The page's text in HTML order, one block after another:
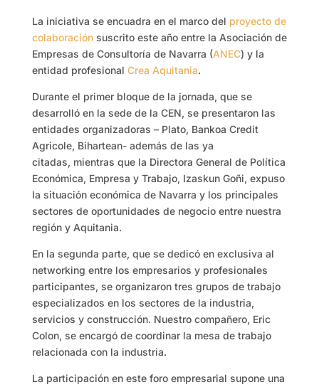
La iniciativa se encuadra en el marco del proyecto de
colaboraciónsuscrito este año entre la Asociación de
Empresas de Consultoría de Navarra (ANEC) y la
entidad profesional Crea Aquitania.
Durante el primer bloque de la jornada, que se
desarrolló en la sede de la CEN, se presentaron las
entidades organizadoras – Plato, Bankoa Credit
Agricole, Bihartean- además de las ya
citadas, mientras que la Directora General de Política
Económica, Empresa y Trabajo, Izaskun Goñi, expuso
la situación económica de Navarra y los principales
sectores de oportunidades de negocio entre nuestra
región y Aquitania.
En la segunda parte, que se dedicó en exclusiva al
networking entre los empresarios y profesionales
participantes, se organizaron tres grupos de trabajo
especializados en los sectores de la industria,
servicios y construcción. Nuestro compañero, Eric
Colon, se encargó de coordinar la mesa de trabajo
relacionada con la industria.
La participación en este foro empresarial supone una